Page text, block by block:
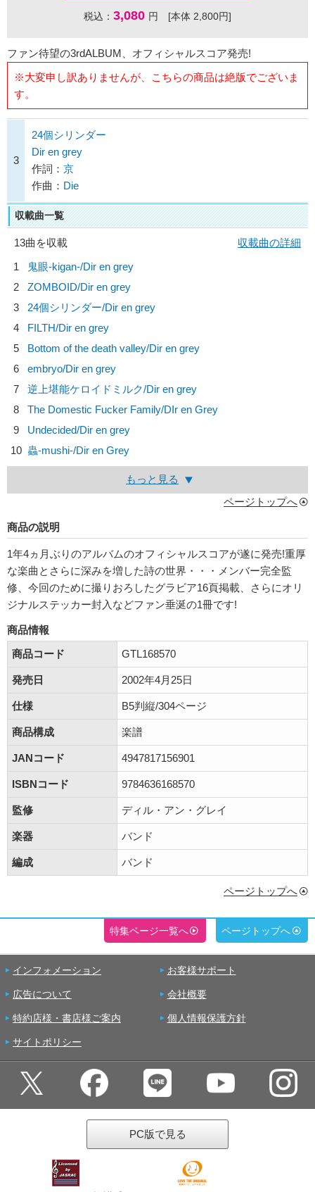
税込： 3,080 円 [本体 2,800円]
ファン待望の3rdALBUM、オフィシャルスコア発売!
※大変申し訳ありませんが、こちらの商品は絶版でございま
す。
3
24個シリンダー
Dir en grey
作詞： 京
作曲： Die
収載曲一覧
13曲を収載
収載曲の詳細
1
鬼眼-kigan-/Dir en grey
2
ZOMBOID/Dir en grey
3
24個シリンダー/Dir en grey
4
FILTH/Dir en grey
5
Bottom of the death valley/Dir en grey
6
embryo/Dir en grey
7
逆上堪能ケロイドミルク/Dir en grey
8
The Domestic Fucker Family/DIr en Grey
9
Undecided/Dir en grey
10 蟲-mushi-/Dir en Grey
もっと見る
ページトップへ
商品の説明
1年4ヵ月ぶりのアルバムのオフィシャルスコアが遂に発売!重厚
な楽曲とさらに深みを増した詩の世界・・・メンバー完全監
修、今回のために撮りおろしたグラビア16頁掲載、さらにオリ
ジナルステッカー封入などファン垂涎の1冊です!
商品情報
商品コード
GTL168570
発売日 2002年4月25日
仕様 B5判縦/304ページ
商品構成 楽譜
JANコード 4947817156901
ISBNコード 9784636168570
監修 ディル・アン・グレイ
楽器 バンド
編成 バンド
ページトップへ
特集ページ一覧へ ページトップへ
インフォメーション お客様サポート
広告について 会社概要
特約店様・書店様ご案内 個人情報保護方針
サイトポリシー
PC版で見る